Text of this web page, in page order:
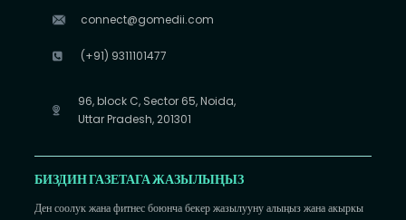
connect@gomedii.com
(+91) 9311101477
96, block C, Sector 65, Noida,
Uttar Pradesh, 201301
БИЗДИН ГАЗЕТАГА ЖАЗЫЛЫҢЫЗ
Ден соолук жана фитнес боюнча бекер жазылууну алыңыз жана акыркы